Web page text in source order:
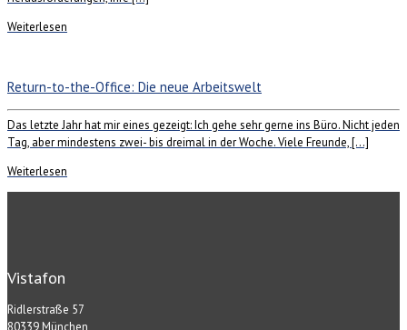
Weiterlesen
Return-to-the-Office: Die neue Arbeitswelt
Das letzte Jahr hat mir eines gezeigt: Ich gehe sehr gerne ins Büro. Nicht jeden
Tag, aber mindestens zwei- bis dreimal in der Woche. Viele Freunde, […]
Weiterlesen
Vistafon
Ridlerstraße 57